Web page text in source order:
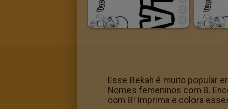
Esse Bekah é muito popular
Nomes femeninos com B.
com B! Imprima e colora